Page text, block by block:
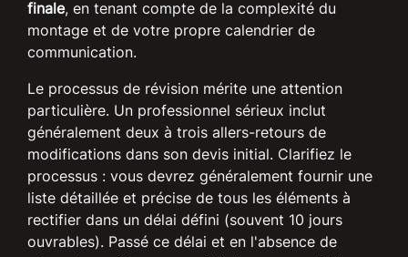
finale, en tenant compte de la complexité du
montage et de votre propre calendrier de
communication.
Le processus de révision mérite une attention
particulière. Un professionnel sérieux inclut
généralement deux à trois allers-retours de
modifications dans son devis initial. Clarifiez le
processus : vous devrez généralement fournir une
liste détaillée et précise de tous les éléments à
rectifier dans un délai défini (souvent 10 jours
ouvrables). Passé ce délai et en l'absence de